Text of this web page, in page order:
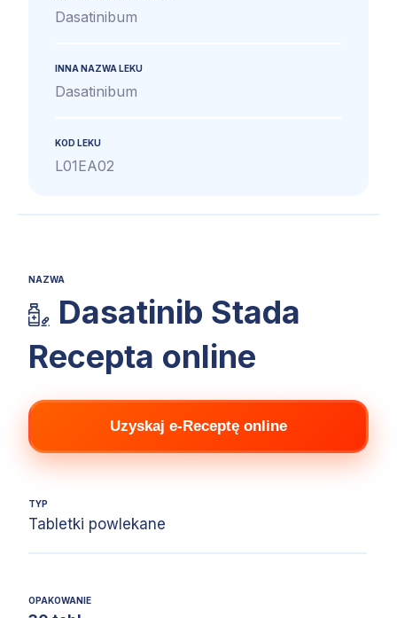
Dasatinibum
INNA NAZWA LEKU
Dasatinibum
KOD LEKU
L01EA02
NAZWA
Dasatinib Stada
Recepta online
Uzyskaj e-Receptę online
TYP
Tabletki powlekane
OPAKOWANIE